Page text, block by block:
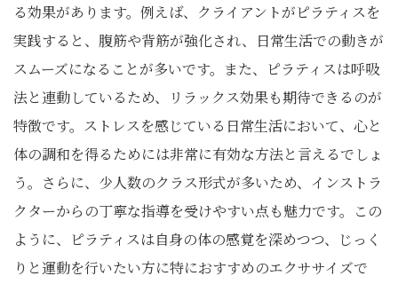
る効果があります。例えば、クライアントがピラティスを
実践すると、腹筋や背筋が強化され、日常生活での動きが
スムーズになることが多いです。また、ピラティスは呼吸
法と連動しているため、リラックス効果も期待できるのが
特徴です。ストレスを感じている日常生活において、心と
体の調和を得るためには非常に有効な方法と言えるでしょ
う。さらに、少人数のクラス形式が多いため、インストラ
クターからの丁寧な指導を受けやすい点も魅力です。この
ように、ピラティスは自身の体の感覚を深めつつ、じっく
りと運動を行いたい方に特におすすめのエクササイズで